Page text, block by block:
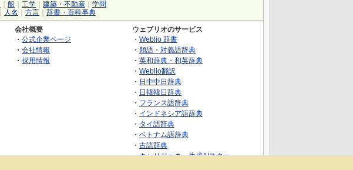
船 工学 建築・不動産
学問
人名 方言 辞書・百科事典
会社概要
・ 公式企業ページ
・ 会社情報
・ 採用情報
ウェブリオのサービス
・ Weblio 辞書
・ 類語・対義語辞典
・ 英和辞典・和英辞典
・ Weblio翻訳
・ 日中中日辞典
・ 日韓韓日辞典
・ フランス語辞典
・ インドネシア語辞典
・ タイ語辞典
・ ベトナム語辞典
・ 古語辞典
・キャリジェネ～生成AIスクー